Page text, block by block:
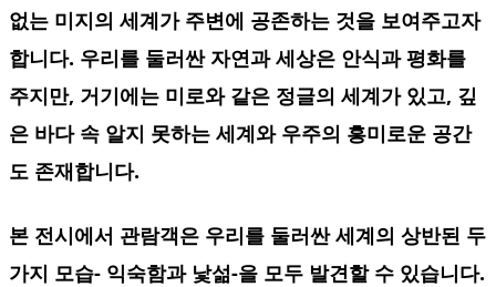
없는 미지의 세계가 주변에 공존하는 것을 보여주고자
합니다. 우리를 둘러싼 자연과 세상은 안식과 평화를
주지만, 거기에는 미로와 같은 정글의 세계가 있고, 깊
은 바다 속 알지 못하는 세계와 우주의 흥미로운 공간
도 존재합니다.
본 전시에서 관람객은 우리를 둘러싼 세계의 상반된 두
가지 모습- 익숙함과 낯섦-을 모두 발견할 수 있습니다.